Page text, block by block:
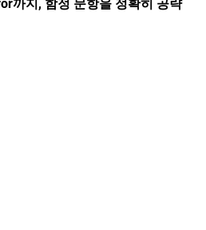
까지, 함정 문항을 정확히 공략